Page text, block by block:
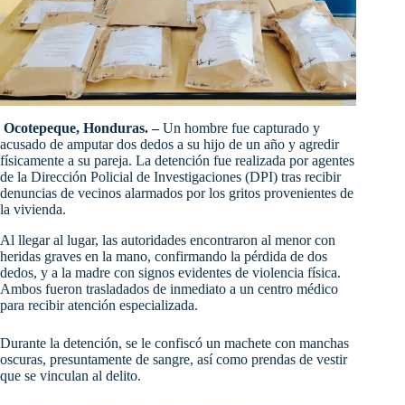
Ocotepeque, Honduras. –Un hombre fue capturado y
acusado de amputar dos dedos a su hijo de un año y agredir
físicamente a su pareja. La detención fue realizada por agentes
de la Dirección Policial de Investigaciones (DPI) tras recibir
denuncias de vecinos alarmados por los gritos provenientes de
la vivienda.
Al llegar al lugar, las autoridades encontraron al menor con
heridas graves en la mano, confirmando la pérdida de dos
dedos, y a la madre con signos evidentes de violencia física.
Ambos fueron trasladados de inmediato a un centro médico
para recibir atención especializada.
Durante la detención, se le confiscó un machete con manchas
oscuras, presuntamente de sangre, así como prendas de vestir
que se vinculan al delito.